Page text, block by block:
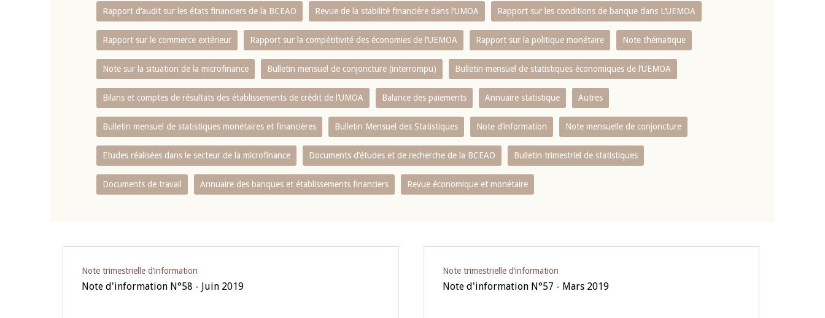
Rapport d‘audit sur les états financiers de la BCEAO Revue de la stabilité financière dans l‘UMOA Rapport sur les conditions de banque dans L‘UEMOA
Rapport sur le commerce extérieur Rapport sur la compétitivité des économies de l‘UEMOA Rapport sur la politique monétaire Note thématique
Note sur la situation de la microfinance Bulletin mensuel de conjoncture (interrompu) Bulletin mensuel de statistiques économiques de l‘UEMOA
Bilans et comptes de résultats des établissements de crédit de l‘UMOA Balance des paiements Annuaire statistique Autres
Bulletin mensuel de statistiques monétaires et financières Bulletin Mensuel des Statistiques Note d’information Note mensuelle de conjoncture
Etudes réalisées dans le secteur de la microfinance Documents d’études et de recherche de la BCEAO Bulletin trimestriel de statistiques
Documents de travail Annuaire des banques et établissements financiers Revue économique et monétaire
Note trimestrielle d‘information
Note d'information N°58 - Juin 2019
Note trimestrielle d‘information
Note d'information N°57 - Mars 2019